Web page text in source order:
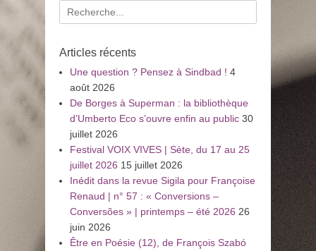
Recherche
pour
Articles récents
Une question ? Pensez à Sindbad ! 4
août 2026
De Borges à Superman : la bibliothèque
d’Umberto Eco s’ouvre enfin au public 30
juillet 2026
Festival VOIX VIVES | Sète, du 17 au 25
juillet 2026 15 juillet 2026
Inédit dans la revue Sigila pour Françoise
Renaud | n° 57 : « Conversions –
Conversões » | printemps – été 2026 26
juin 2026
Être en Poésie (12), de François Szabó